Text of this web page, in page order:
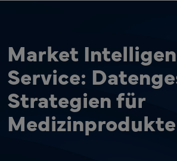
Market
Service:
Strategien für
Medizinprodukte